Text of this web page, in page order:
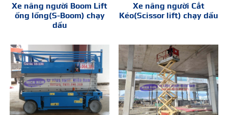
Xe nâng người Boom Lift
ống lồng(S-Boom) chạy
dầu
Xe nâng người Cắt
Kéo(Scissor lift) chạy dầu